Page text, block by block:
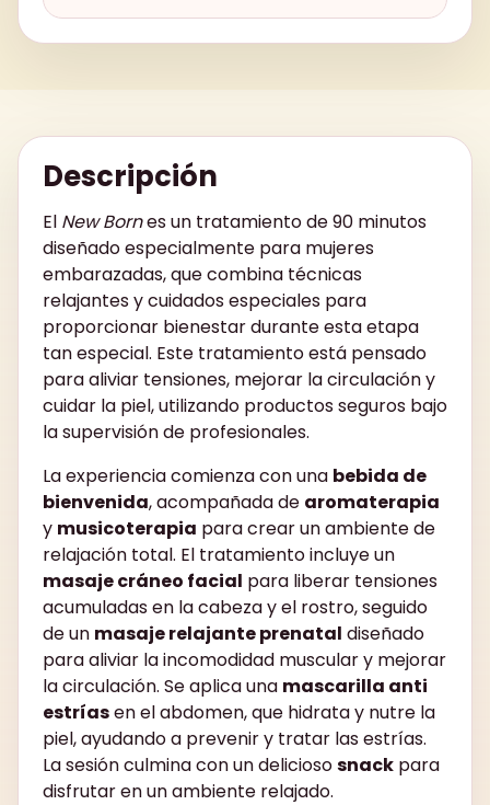
Descripción
El New Bornes un tratamiento de 90 minutos
diseñado especialmente para mujeres
embarazadas, que combina técnicas
relajantes y cuidados especiales para
proporcionar bienestar durante esta etapa
tan especial. Este tratamiento está pensado
para aliviar tensiones, mejorar la circulación y
cuidar la piel, utilizando productos seguros bajo
la supervisión de profesionales.
La experiencia comienza con una bebida de
bienvenida, acompañada de aromaterapia
y musicoterapia para crear un ambiente de
relajación total. El tratamiento incluye un
masaje cráneo facial para liberar tensiones
acumuladas en la cabeza y el rostro, seguido
de un masaje relajante prenatal diseñado
para aliviar la incomodidad muscular y mejorar
la circulación. Se aplica una mascarilla anti
estríasen el abdomen, que hidrata y nutre la
piel, ayudando a prevenir y tratar las estrías.
La sesión culmina con un deliciososnack para
disfrutar en un ambiente relajado.